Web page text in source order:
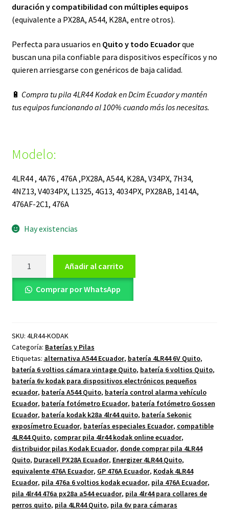
duración y compatibilidad con múltiples equipos
(equivalente a PX28A, A544, K28A, entre otros).
Perfecta para usuarios en Quito y todo Ecuadorque
buscan una pila confiable para dispositivos específicos y no
quieren arriesgarse con genéricos de baja calidad.
🔋 Compra tu pila 4LR44 Kodak en Dcim Ecuador y mantén
tus equipos funcionando al 100% cuando más los necesitas.
Modelo:
4LR44 , 4A76 , 476A ,PX28A, A544, K28A, V34PX, 7H34,
4NZ13, V4034PX, L1325, 4G13, 4034PX, PX28AB, 1414A,
476AF-2C1, 476A
Hay existencias
4LR44
476A
KODAK
cantidad
Añadir al carrito
Comprar por WhatsApp
SKU: 4LR44-KODAK
Categoría: Baterías y Pilas
Etiquetas: alternativa A544 Ecuador, batería 4LR44 6V Quito,
batería 6 voltios cámara vintage Quito, batería 6 voltios Quito,
batería 6v kodak para dispositivos electrónicos pequeños
ecuador, batería A544 Quito, batería control alarma vehículo
Ecuador, batería fotómetro Ecuador, batería fotómetro Gossen
Ecuador, batería kodak k28a 4lr44 quito, batería Sekonic
exposímetro Ecuador, baterías especiales Ecuador, compatible
4LR44 Quito, comprar pila 4lr44 kodak online ecuador,
distribuidor pilas Kodak Ecuador, donde comprar pila 4LR44
Quito, Duracell PX28A Ecuador, Energizer 4LR44 Quito,
equivalente 476A Ecuador, GP 476A Ecuador, Kodak 4LR44
Ecuador, pila 476a 6 voltios kodak ecuador, pila 476A Ecuador,
pila 4lr44 476a px28a a544 ecuador, pila 4lr44 para collares de
perros quito, pila 4LR44 Quito, pila 6v para cámaras